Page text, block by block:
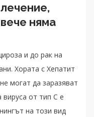
няма
и до рак на
Хората с Хепатит
могат да заразяват
от тип C е
на този вид